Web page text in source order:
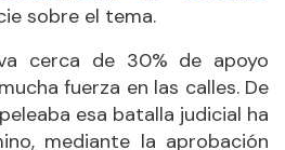
sobre el tema.
cerca de 30% de apoyo
fuerza en las calles. De
esa batalla judicial ha
mediante la aprobación